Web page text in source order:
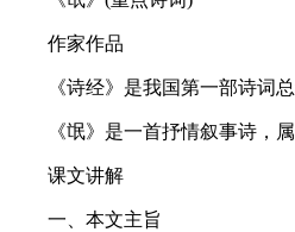
作家作品
《诗经》是我国第一部诗词总
《氓》是一首抒情叙事诗，属
课文讲解
一、本文主旨